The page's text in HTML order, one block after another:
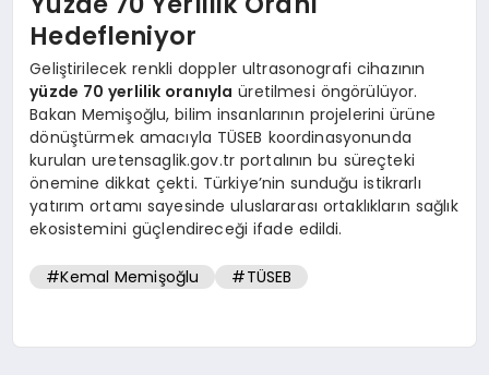
Hedefleniyor
Geliştirilecek renkli doppler ultrasonografi cihazının
yüzde 70 yerlilik oranıyla üretilmesi öngörülüyor.
Bakan Memişoğlu, bilim insanlarının projelerini ürüne
dönüştürmek amacıyla TÜSEB koordinasyonunda
kurulan uretensaglik.gov.tr portalının bu süreçteki
önemine dikkat çekti. Türkiye’nin sunduğu istikrarlı
yatırım ortamı sayesinde uluslararası ortaklıkların sağlık
ekosistemini güçlendireceği ifade edildi.
#Kemal Memişoğlu #TÜSEB